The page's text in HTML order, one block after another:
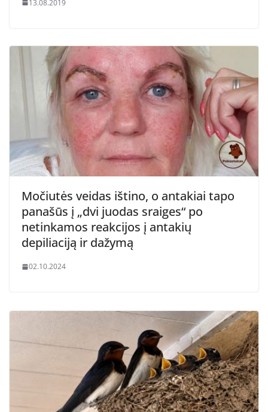
13.08.2019
Močiutės veidas ištino, o antakiai tapo
panašūs į „dvi juodas sraiges“ po
netinkamos reakcijos į antakių
depiliaciją ir dažymą
02.10.2024